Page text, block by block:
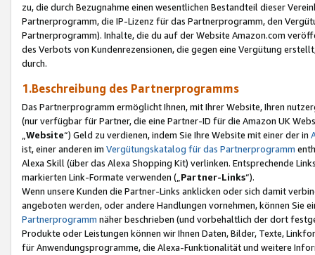
zu, die durch Bezugnahme einen wesentlichen Bestandteil dieser
Partnerprogramm, die IP-Lizenz für das Partnerprogramm, den
Partnerprogramm). Inhalte, die du auf der Website Amazon.com
des Verbots von Kundenrezensionen, die gegen eine Vergütung
durch.
1.Beschreibung des Partnerprogramms
Das Partnerprogramm ermöglicht Ihnen, mit Ihrer Website, Ihren
(nur verfügbar für Partner, die eine Partner-ID für die Amazon UK
Website“) Geld zu verdienen, indem Sie Ihre Website mit einer der in
ist, einer anderen im Vergütungskatalog für das Partnerprogramm
Alexa Skill (über das Alexa Shopping Kit) verlinken. Entsprechende
markierten Link-Formate verwenden („ Partner-Links“).
Wenn unsere Kunden die Partner-Links anklicken oder sich damit
angeboten werden, oder andere Handlungen vornehmen, können Sie
Partnerprogramm näher beschrieben (und vorbehaltlich der dort
Produkte oder Leistungen können wir Ihnen Daten, Bilder, Texte,
für Anwendungsprogramme, die Alexa-Funktionalität und weitere